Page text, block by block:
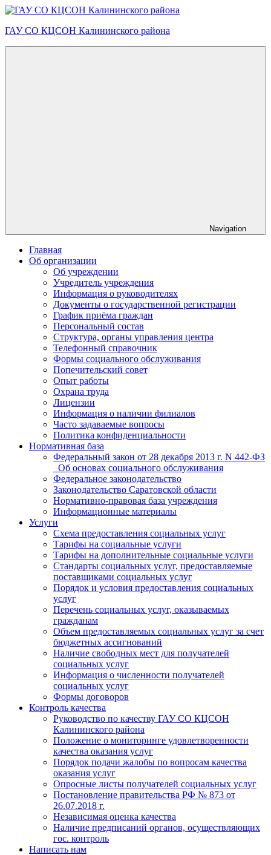
Skip
content
ГАУ СО КЦСОН Калининского района
Navigation
Главная
Об организации
Об учреждении
Учредитель учреждения
Информация о руководителях
Документы о государственной регистрации
График приёма граждан
Персональный состав
Структура, органы управления центра
Телефонный справочник
Формы социального обслуживания
Попечительский совет
Опыт работы
Охрана труда
Лицензии
Информация о наличии филиалов
Часто задаваемые вопросы
Политика конфиденциальности
Нормативная база
Федеральный закон от 28 декабря 2013 г. N 442-ФЗ
_Об основах социального обслуживания
Федеральное законодательство
Законодательство Саратовской области
Нормативно-правовая база учреждения
Информационные материалы
Услуги
Схема предоставления социальных услуг
Тарифы на социальные услуги
Тарифы на дополнительные социальные услуги
Стандарты социальных услуг, предоставляемые
поставщиками социальных услуг
Порядок и условия предоставления социальных
услуг
Перечень социальных услуг, оказываемых
гражданам
Объем предоставляемых социальных услуг за счет
бюджетных ассигнований
Наличие свободных мест для получателей
социальных услуг
Информация о численности получателей
социальных услуг
Формы договоров
Контроль качества
Руководство по качеству ГАУ СО КЦСОН
Калининского района
Положение о мониторинге удовлетворенности
качества оказания услуг
Порядок подачи жалобы по вопросам качества
оказания услуг
Опросные листы получателей социальных услуг
Постановление правительства РФ № 873 от
26.07.2018 г.
Независимая оценка качества
Наличие предписаний органов, осуществляющих
гос. контроль
Написать нам